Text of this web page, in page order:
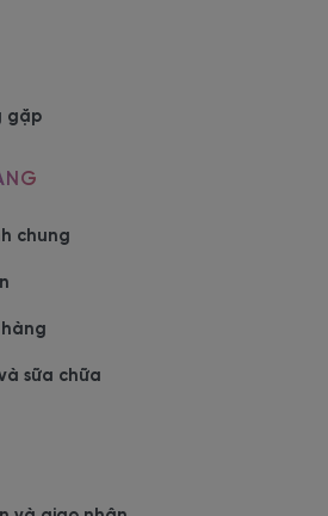
gặp
chung
sữa chữa